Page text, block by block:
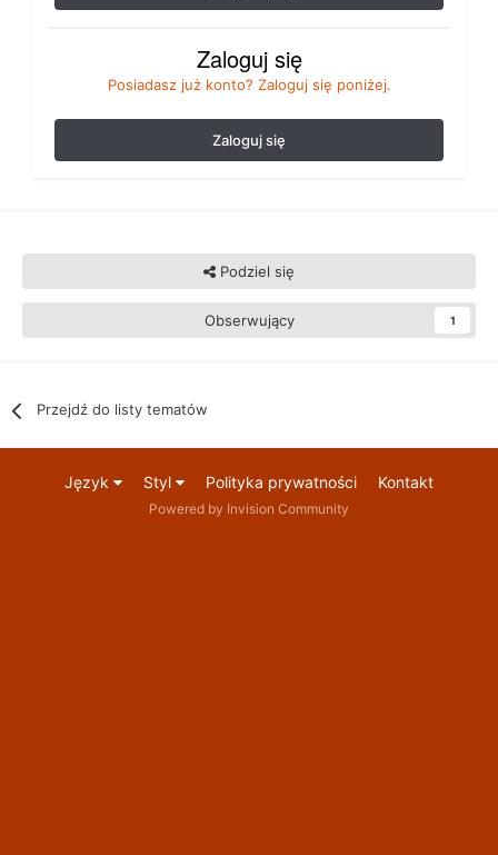
Zaloguj się
Posiadasz już konto? Zaloguj się poniżej.
Zaloguj się
Podziel się
Obserwujący 1
Przejdź do listy tematów
Język Styl Polityka prywatności Kontakt
Powered by Invision Community